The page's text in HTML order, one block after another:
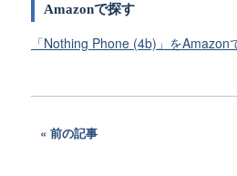
Amazonで探す
「Nothing Phone (4b)」をAmazon
前の記事